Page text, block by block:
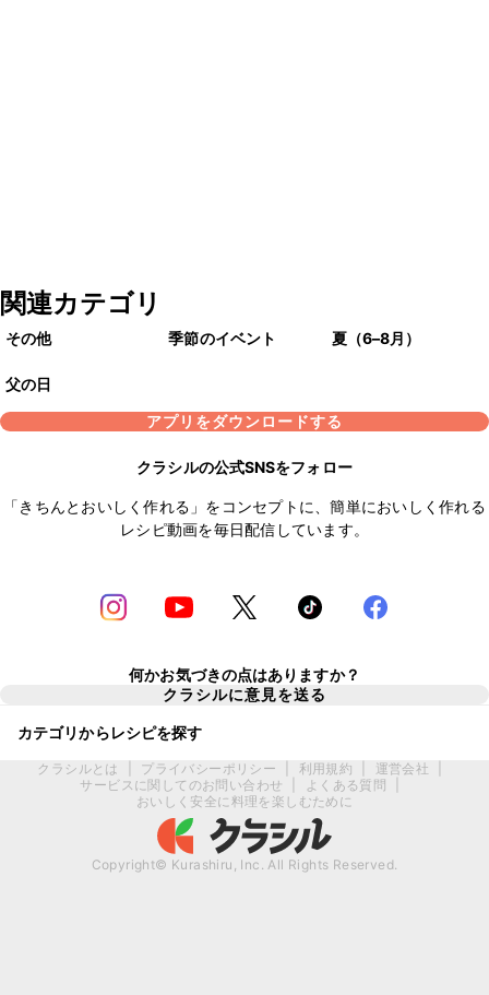
関連カテゴリ
その他 季節のイベント 夏（6–8月）
父の日
アプリをダウンロードする
クラシルの公式SNSをフォロー
「きちんとおいしく作れる」をコンセプトに、簡単においしく作れる
レシピ動画を毎日配信しています。
何かお気づきの点はありますか？
クラシルに意見を送る
カテゴリからレシピを探す
クラシルとは プライバシーポリシー 利用規約 運営会社
サービスに関してのお問い合わせ
よくある質問
おいしく安全に料理を楽しむために
Copyright© Kurashiru, Inc. All Rights Reserved.